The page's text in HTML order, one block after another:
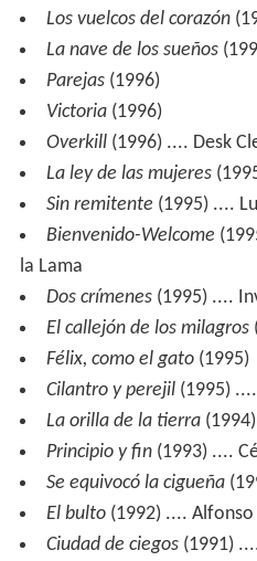
Los vuelcos del corazón
La nave de los sueños
Parejas(1996)
Victoria(1996)
Overkill(1996) .... Desk
La ley de las mujeres
Sin remitente (1995) ....
Bienvenido-Welcome
la Lama
Dos crímenes(1995) ....
El callejón de los milagros
Félix, como el gato(1995)
Cilantro y perejil(1995)
La orilla de la tierra(1994)
Principio y fin(1993) ....
Se equivocó la cigueña
El bulto(1992) .... Alfonso
Ciudad de ciegos(1991)